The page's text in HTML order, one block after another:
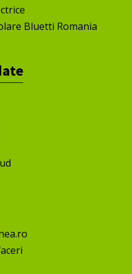
Bluetti Romania